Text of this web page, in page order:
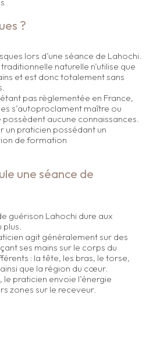
?
lors d’une séance de Lahochi.
naturelle n’utilise que
et est donc totalement sans
pas règlementée en France,
s’autoproclament maître ou
possèdent aucune connaissances.
un praticien possédant un
de formation
une séance de
guérison Lahochi dure aux
agit généralement sur des
ses mains sur le corps du
: la tête, les bras, le torse,
que la région du cœur.
le praticien envoie l’énergie
zones sur le receveur.